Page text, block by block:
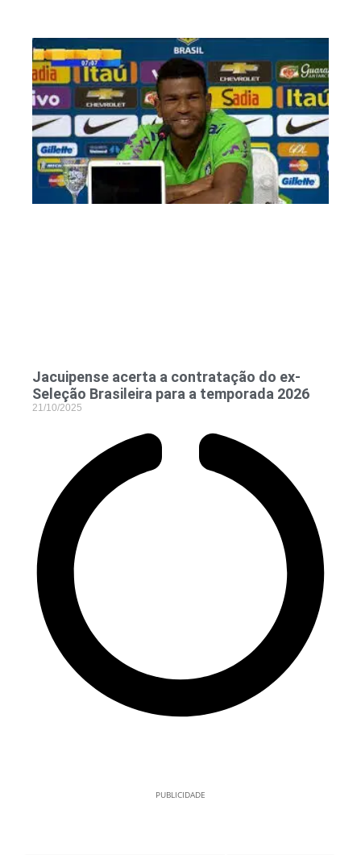
Jacuipense acerta a contratação do ex-
Seleção Brasileira para a temporada 2026
21/10/2025
PUBLICIDADE